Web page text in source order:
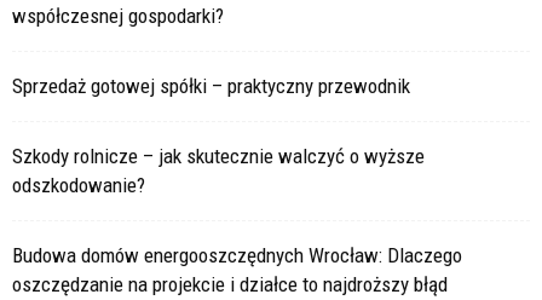
współczesnej gospodarki?
Sprzedaż gotowej spółki – praktyczny przewodnik
Szkody rolnicze – jak skutecznie walczyć o wyższe
odszkodowanie?
Budowa domów energooszczędnych Wrocław: Dlaczego
oszczędzanie na projekcie i działce to najdroższy błąd